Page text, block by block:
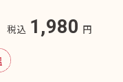
税込 1,980 円